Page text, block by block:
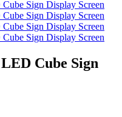
Cube Sign